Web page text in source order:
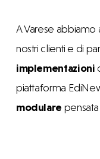
A Varese
nostri clienti e di
implementazioni
piattaforma
modulare